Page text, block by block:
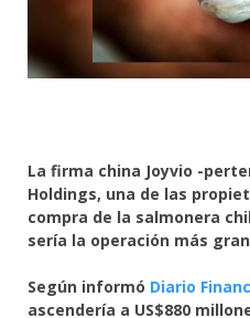
La firma china Joyvio -
Holdings, una de las
compra de la salmonera
sería la operación más
Según informó Diario
ascendería a US$880